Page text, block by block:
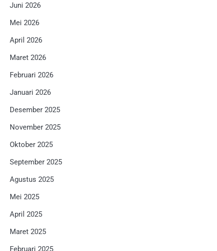
Juni 2026
Mei 2026
April 2026
Maret 2026
Februari 2026
Januari 2026
Desember 2025
November 2025
Oktober 2025
September 2025
Agustus 2025
Mei 2025
April 2025
Maret 2025
Februari 2025